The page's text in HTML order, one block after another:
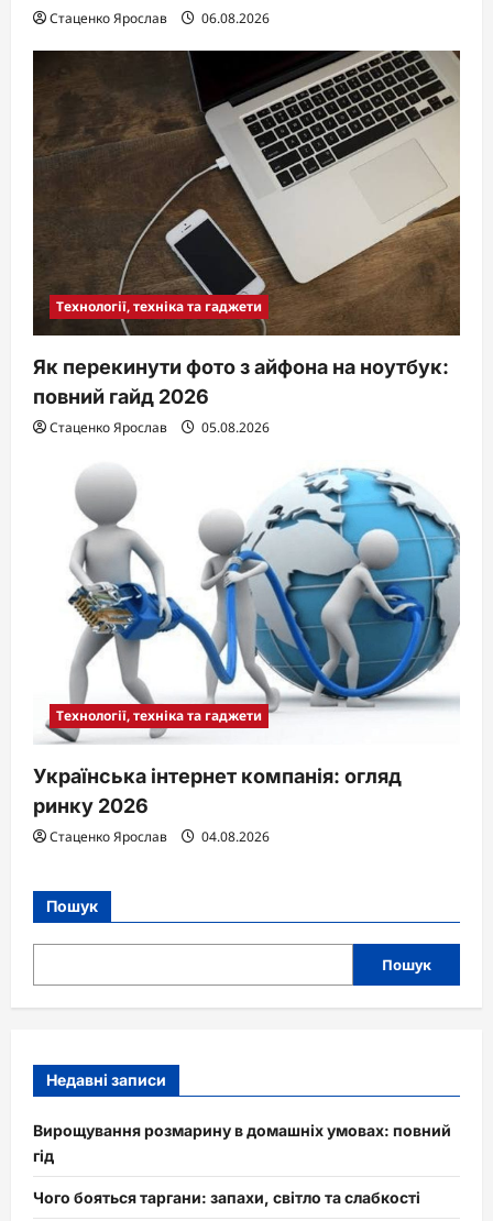
Стаценко Ярослав 06.08.2026
Технології, техніка та гаджети
Як перекинути фото з айфона на ноутбук:
повний гайд 2026
Стаценко Ярослав 05.08.2026
Технології, техніка та гаджети
Українська інтернет компанія: огляд
ринку 2026
Стаценко Ярослав 04.08.2026
Пошук
Пошук
Недавні записи
Вирощування розмарину в домашніх умовах: повний
гід
Чого бояться таргани: запахи, світло та слабкості